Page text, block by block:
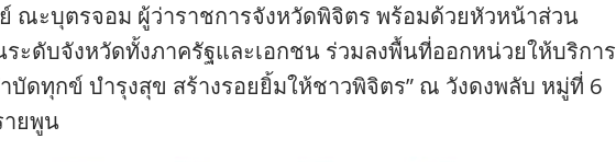
ณะบุตรจอม ผู้ว่าราชการจังหวัดพิจิตร พร้อมด้วยหัวหน้าส่วน
ะดับจังหวัดทั้งภาครัฐและเอกชน ร่วมลงพื้นที่ออกหน่วยให้บริการ
บัดทุกข์ บำรุงสุข สร้างรอยยิ้มให้ชาวพิจิตร” ณ วังดงพลับ หมู่ที่ 6
ายพูน